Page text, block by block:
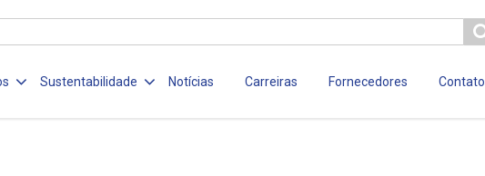
Sustentabilidade Notícias Carreiras Fornecedores Contato